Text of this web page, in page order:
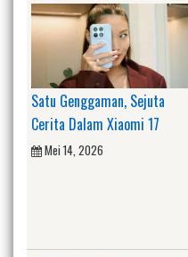
Satu Genggaman, Sejuta
Cerita Dalam Xiaomi 17
Mei 14, 2026